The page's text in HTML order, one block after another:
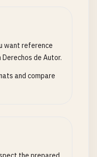
want reference
de Autor.
and compare